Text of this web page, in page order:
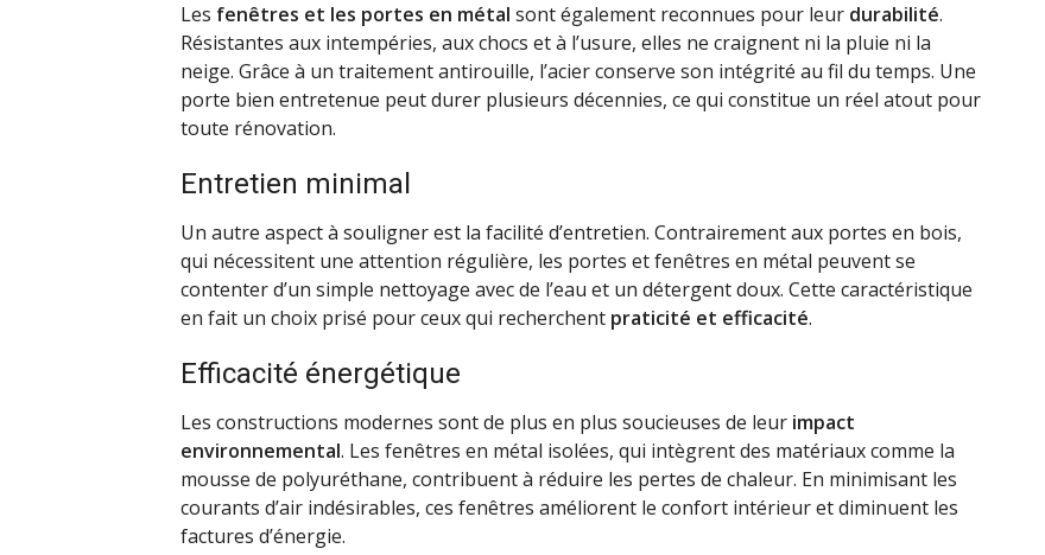
Les fenêtres et les portes en métal sont également reconnues pour leur durabilité.
Résistantes aux intempéries, aux chocs et à l’usure, elles ne craignent ni la pluie ni la
neige. Grâce à un traitement antirouille, l’acier conserve son intégrité au fil du temps. Une
porte bien entretenue peut durer plusieurs décennies, ce qui constitue un réel atout pour
toute rénovation.
Entretien minimal
Un autre aspect à souligner est la facilité d’entretien. Contrairement aux portes en bois,
qui nécessitent une attention régulière, les portes et fenêtres en métal peuvent se
contenter d’un simple nettoyage avec de l’eau et un détergent doux. Cette caractéristique
en fait un choix prisé pour ceux qui recherchent praticité et efficacité.
Efficacité énergétique
Les constructions modernes sont de plus en plus soucieuses de leur impact
environnemental. Les fenêtres en métal isolées, qui intègrent des matériaux comme la
mousse de polyuréthane, contribuent à réduire les pertes de chaleur. En minimisant les
courants d’air indésirables, ces fenêtres améliorent le confort intérieur et diminuent les
factures d’énergie.